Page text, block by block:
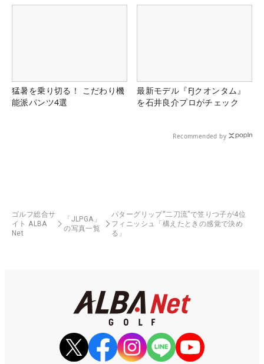
猛暑を乗り切る！ こだわり機
能派パンツ4選
最新モデル『FJクオンタム』
を石井良介プロがチェック
Recommended by
ゴルフ総合サ
イト ALBA
Net
「JLPGA」
の写真一覧
パターグリップ“二刀流”で笠りつ子が4位
フィニッシュ「構えたときの感覚で決め
る」